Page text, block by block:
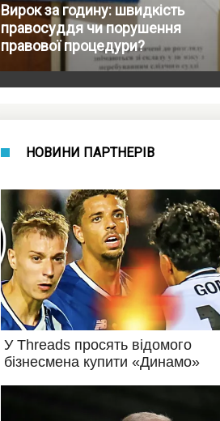
Вирок за годину: швидкість
правосуддя чи порушення
правової процедури?
НОВИНИ ПАРТНЕРІВ